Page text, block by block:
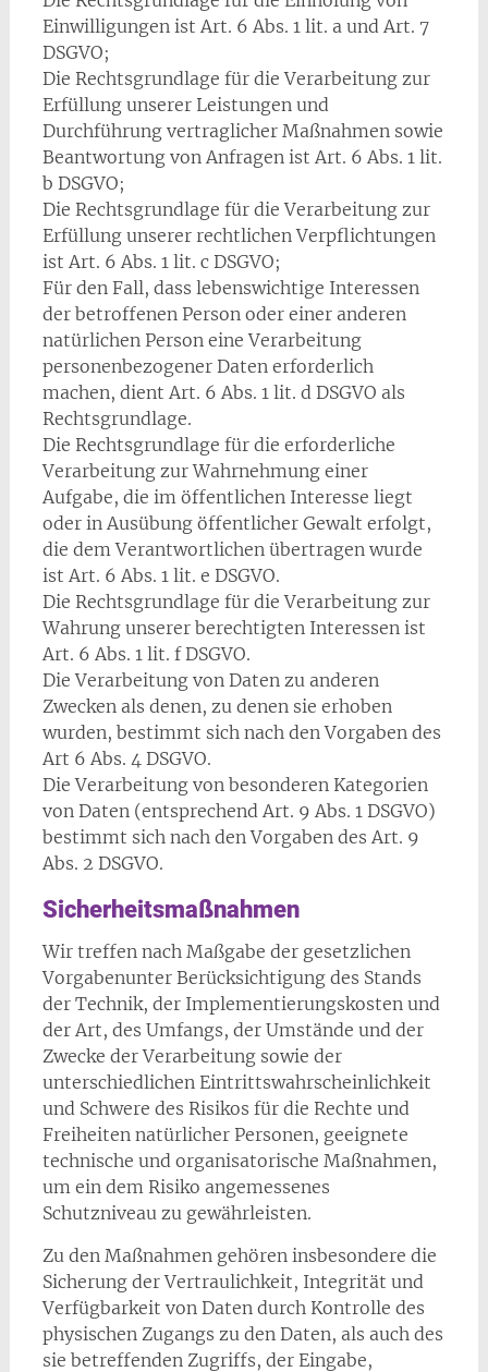
Einwilligungen ist Art. 6 Abs. 1 lit. a und Art. 7
DSGVO;
Die Rechtsgrundlage für die Verarbeitung zur
Erfüllung unserer Leistungen und
Durchführung vertraglicher Maßnahmen sowie
Beantwortung von Anfragen ist Art. 6 Abs. 1 lit.
b DSGVO;
Die Rechtsgrundlage für die Verarbeitung zur
Erfüllung unserer rechtlichen Verpflichtungen
ist Art. 6 Abs. 1 lit. c DSGVO;
Für den Fall, dass lebenswichtige Interessen
der betroffenen Person oder einer anderen
natürlichen Person eine Verarbeitung
personenbezogener Daten erforderlich
machen, dient Art. 6 Abs. 1 lit. d DSGVO als
Rechtsgrundlage.
Die Rechtsgrundlage für die erforderliche
Verarbeitung zur Wahrnehmung einer
Aufgabe, die im öffentlichen Interesse liegt
oder in Ausübung öffentlicher Gewalt erfolgt,
die dem Verantwortlichen übertragen wurde
ist Art. 6 Abs. 1 lit. e DSGVO.
Die Rechtsgrundlage für die Verarbeitung zur
Wahrung unserer berechtigten Interessen ist
Art. 6 Abs. 1 lit. f DSGVO.
Die Verarbeitung von Daten zu anderen
Zwecken als denen, zu denen sie erhoben
wurden, bestimmt sich nach den Vorgaben des
Art 6 Abs. 4 DSGVO.
Die Verarbeitung von besonderen Kategorien
von Daten (entsprechend Art. 9 Abs. 1 DSGVO)
bestimmt sich nach den Vorgaben des Art. 9
Abs. 2 DSGVO.
Sicherheitsmaßnahmen
Wir treffen nach Maßgabe der gesetzlichen
Vorgabenunter Berücksichtigung des Stands
der Technik, der Implementierungskosten und
der Art, des Umfangs, der Umstände und der
Zwecke der Verarbeitung sowie der
unterschiedlichen Eintrittswahrscheinlichkeit
und Schwere des Risikos für die Rechte und
Freiheiten natürlicher Personen, geeignete
technische und organisatorische Maßnahmen,
um ein dem Risiko angemessenes
Schutzniveau zu gewährleisten.
Zu den Maßnahmen gehören insbesondere die
Sicherung der Vertraulichkeit, Integrität und
Verfügbarkeit von Daten durch Kontrolle des
physischen Zugangs zu den Daten, als auch des
sie betreffenden Zugriffs, der Eingabe,